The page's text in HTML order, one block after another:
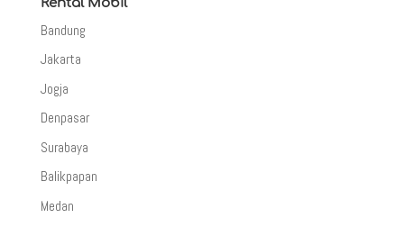
Bandung
Jakarta
Jogja
Denpasar
Surabaya
Balikpapan
Medan